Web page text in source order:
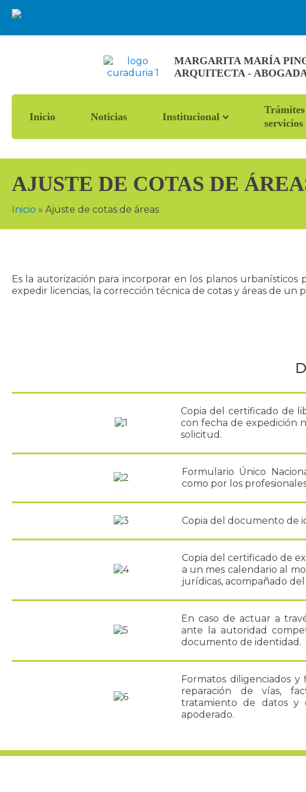
MARGARITA MARÍA
ARQUITECTA -
Inicio Noticias Institucional
servicios
AJUSTE DE COTAS DE
Inicio » Ajuste de cotas de áreas
Es la autorización para incorporar en los planos
expedir licencias, la corrección técnica de cotas y áreas de
Copia del certificado de
con fecha de expedición
solicitud.
Formulario Único
como por los
Copia del documento de
Copia del certificado de
a un mes calendario al
jurídicas, acompañado
En caso de actuar a
ante la autoridad
documento de identidad.
Formatos diligenciados
reparación de vías,
tratamiento de datos y
apoderado.